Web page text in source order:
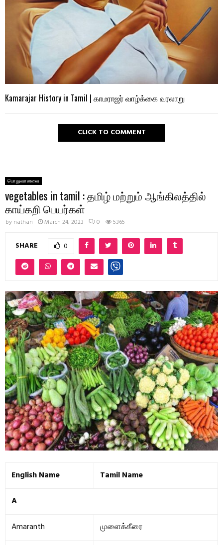
Kamarajar History in Tamil | காமராஜர் வாழ்க்கை வரலாறு
CLICK TO COMMENT
​பொதுவானவை
vegetables in tamil : தமிழ் மற்றும் ஆங்கிலத்தில்
காய்கறி பெயர்கள்
by nathan March 24, 2023 0 5365
SHARE 0
English Name
Tamil Name
A
Amaranth
முளைக்கீரை